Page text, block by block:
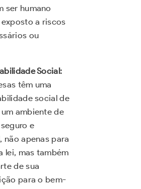
ser humano
a riscos
ou
Social:
têm uma
social de
ambiente de
e
não apenas para
lei, mas também
de sua
para o bem-